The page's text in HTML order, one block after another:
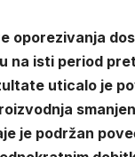
oporezivanja
na isti period
uticalo je
je podržan